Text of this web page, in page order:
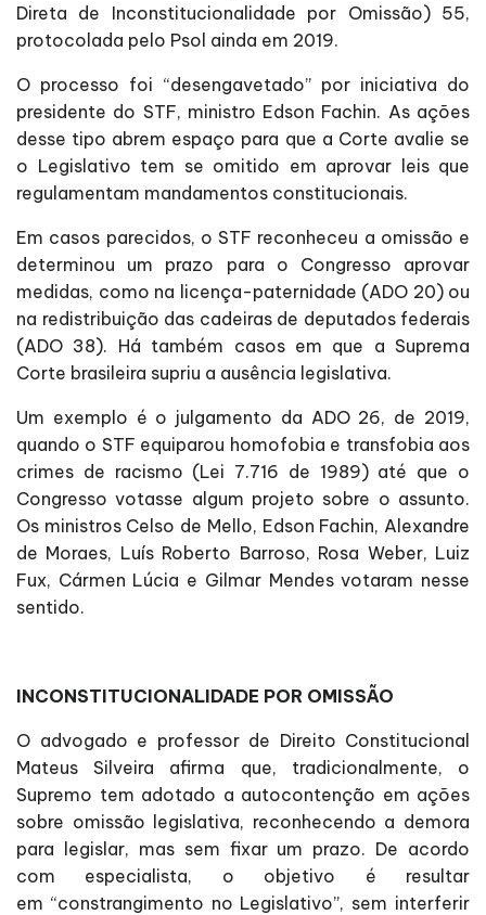
Direta de Inconstitucionalidade por Omissão) 55,
protocolada pelo Psol ainda em 2019.
O processo foi “desengavetado” por iniciativa do
presidente do STF, ministro Edson Fachin. As ações
desse tipo abrem espaço para que a Corte avalie se
o Legislativo tem se omitido em aprovar leis que
regulamentam mandamentos constitucionais.
Em casos parecidos, o STF reconheceu a omissão e
determinou um prazo para o Congresso aprovar
medidas, como na licença-paternidade (ADO 20) ou
na redistribuição das cadeiras de deputados federais
(ADO 38). Há também casos em que a Suprema
Corte brasileira supriu a ausência legislativa.
Um exemplo é o julgamento da ADO 26, de 2019,
quando o STF equiparou homofobia e transfobia aos
crimes de racismo (Lei 7.716 de 1989) até que o
Congresso votasse algum projeto sobre o assunto.
Os ministros Celso de Mello, Edson Fachin, Alexandre
de Moraes, Luís Roberto Barroso, Rosa Weber, Luiz
Fux, Cármen Lúcia e Gilmar Mendes votaram nesse
sentido.
INCONSTITUCIONALIDADE POR OMISSÃO
O advogado e professor de Direito Constitucional
Mateus Silveira afirma que, tradicionalmente, o
Supremo tem adotado a autocontenção em ações
sobre omissão legislativa, reconhecendo a demora
para legislar, mas sem fixar um prazo. De acordo
com especialista, o objetivo é resultar
em “constrangimento no Legislativo”, sem interferir